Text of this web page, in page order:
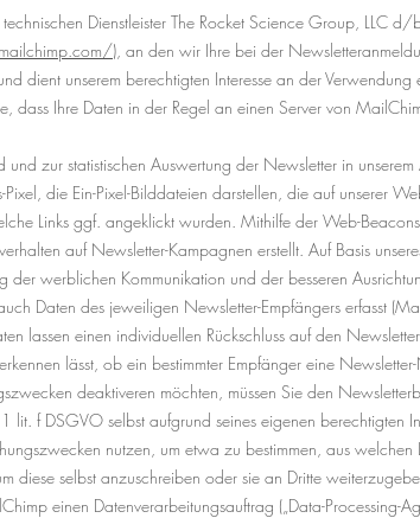
Dienstleister The Rocket Science Group,
), an den wir Ihre bei der
dient unserem berechtigten Interesse an der Verwendung
dass Ihre Daten in der Regel an einen Server von
zur statistischen Auswertung der Newsletter in
die Ein-Pixel-Bilddateien darstellen, die auf unserer
Links ggf. angeklickt wurden. Mithilfe der Web-
auf Newsletter-Kampagnen erstellt. Auf Basis
werblichen Kommunikation und der besseren
Daten des jeweiligen Newsletter-Empfängers erfasst
lassen einen individuellen Rückschluss auf den
lässt, ob ein bestimmter Empfänger eine
deaktiveren möchten, müssen Sie den
f DSGVO selbst aufgrund seines eigenen berechtigten
nutzen, um etwa zu bestimmen, aus
diese selbst anzuschreiben oder sie an Dritte
einen Datenverarbeitungsauftrag („Data-Processing-